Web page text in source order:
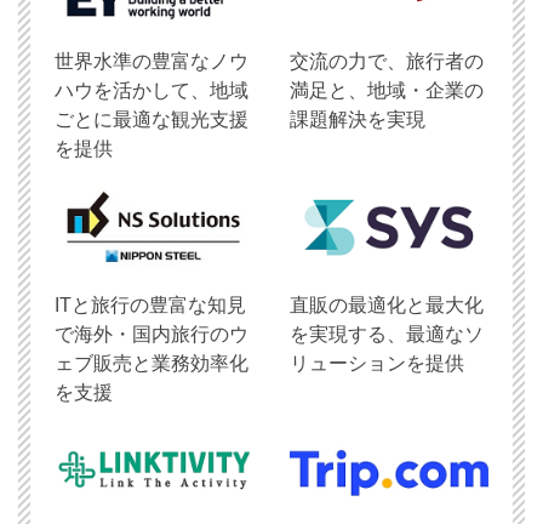
世界水準の豊富なノウ
ハウを活かして、地域
ごとに最適な観光支援
を提供
交流の力で、旅行者の
満足と、地域・企業の
課題解決を実現
ITと旅行の豊富な知見
で海外・国内旅行のウ
ェブ販売と業務効率化
を支援
直販の最適化と最大化
を実現する、最適なソ
リューションを提供